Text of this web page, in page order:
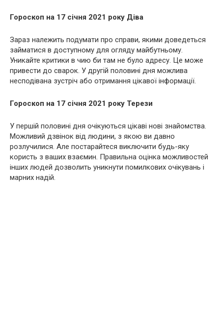
Гороскоп на 17 січня 2021 року Діва
Зараз належить подумати про справи, якими доведеться
займатися в доступному для огляду майбутньому.
Уникайте критики в чию би там не було адресу. Це може
привести до сварок. У другій половині дня можлива
несподівана зустріч або отримання цікавої інформації.
Гороскоп на 17 січня 2021 року Терези
У першій половині дня очікуються цікаві нові знайомства.
Можливий дзвінок від людини, з якою ви давно
розлучилися. Але постарайтеся виключити будь-яку
користь з ваших взаємин. Правильна оцінка можливостей
інших людей дозволить уникнути помилкових очікувань і
марних надій.